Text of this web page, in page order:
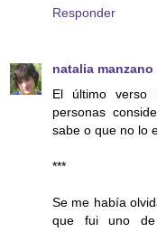
Responder
natalia manzano
El último
personas
sabe o que no lo
***
Se me había
que fui uno de